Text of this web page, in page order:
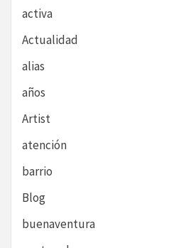
activa
Actualidad
alias
años
Artist
atención
barrio
Blog
buenaventura